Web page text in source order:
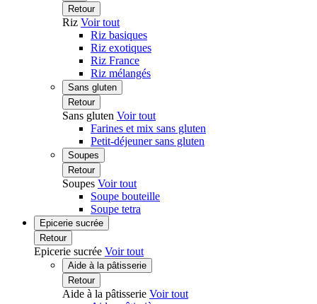
Retour
Riz Voir tout
Riz basiques
Riz exotiques
Riz France
Riz mélangés
Sans gluten
Retour
Sans gluten Voir tout
Farines et mix sans gluten
Petit-déjeuner sans gluten
Soupes
Retour
Soupes Voir tout
Soupe bouteille
Soupe tetra
Epicerie sucrée
Retour
Epicerie sucrée Voir tout
Aide à la pâtisserie
Retour
Aide à la pâtisserie Voir tout